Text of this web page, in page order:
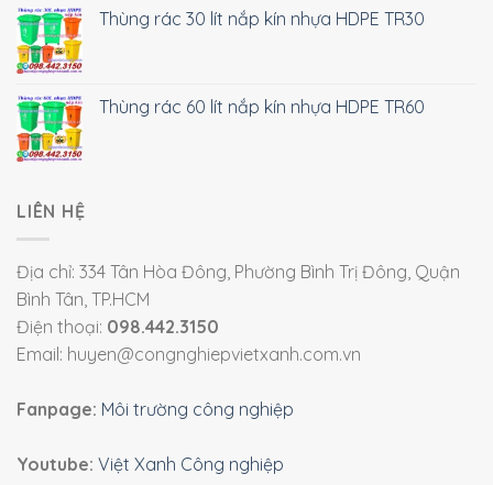
Thùng rác 30 lít nắp kín nhựa HDPE TR30
Thùng rác 60 lít nắp kín nhựa HDPE TR60
LIÊN HỆ
Địa chỉ: 334 Tân Hòa Đông, Phường Bình Trị Đông, Quận
Bình Tân, TP.HCM
Điện thoại: 098.442.3150
Email: huyen@congnghiepvietxanh.com.vn
Fanpage: Môi trường công nghiệp
Youtube: Việt Xanh Công nghiệp